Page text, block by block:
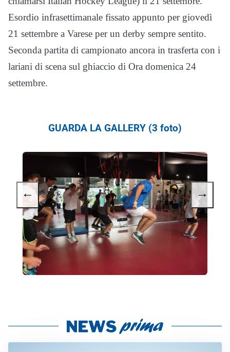
Esordio infrasettimanale fissato appunto per giovedì
21 settembre a Varese per un derby sempre sentito.
Seconda partita di campionato ancora in trasferta con i
lariani di scena sul ghiaccio di Ora domenica 24
settembre.
GUARDA LA GALLERY (3 foto)
← →